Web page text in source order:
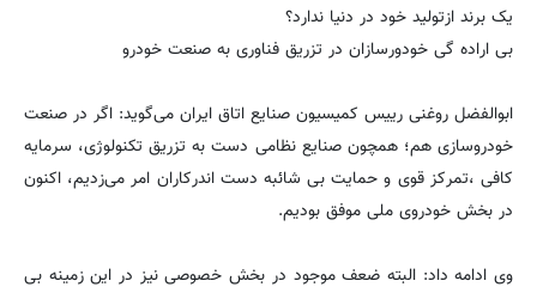
یک برند ازتولید خود در دنیا ندارد؟
بی اراده گی خودورسازان در تزریق فناوری به صنعت خودرو
ابوالفضل روغنی رییس کمیسیون صنایع اتاق ایران می‌گوید: اگر در صنعت
خودروساز‌ی هم؛ همچون صنایع نظامی دست به تزریق تکنولوژی، سرمایه
کافی ،تمرکز قوی و حمایت بی شائبه دست اندرکاران امر می‌زدیم، اکنون
در بخش خودروی ملی موفق بودیم.
وی ادامه داد: البته ضعف موجود در بخش خصوصی نیز در این زمینه بی